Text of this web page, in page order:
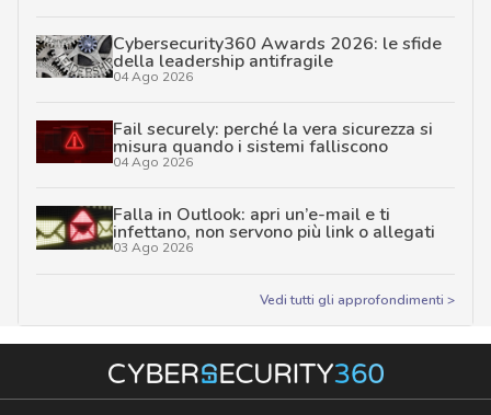
Cybersecurity360 Awards 2026: le sfide
della leadership antifragile
04 Ago 2026
Fail securely: perché la vera sicurezza si
misura quando i sistemi falliscono
04 Ago 2026
Falla in Outlook: apri un’e-mail e ti
infettano, non servono più link o allegati
03 Ago 2026
Vedi tutti gli approfondimenti >